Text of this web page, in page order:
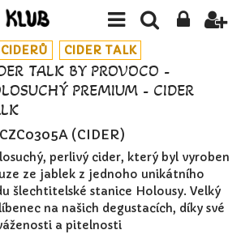
CIDER TALK
TALK BY PROVOCO -
PREMIUM - CIDER
CZC0305A (CIDER)
perlivý cider, který byl vyroben
ze jablek z jednoho unikátního
šlechtitelské stanice Holousy. Velký
na našich degustacích, díky své
a pitelnosti